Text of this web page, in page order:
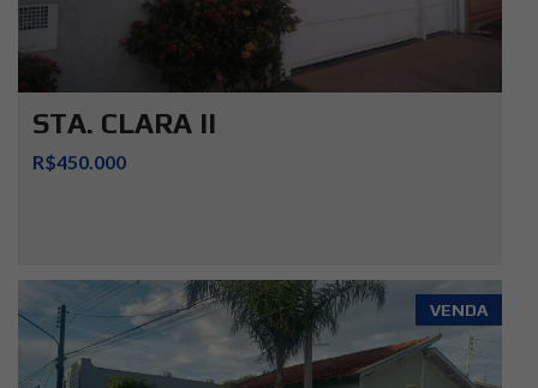
STA. CLARA II
R$450.000
VENDA